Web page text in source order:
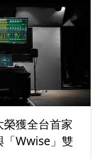
中國科大
際競賽成